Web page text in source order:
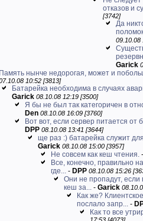
отказов и
[3742]
Да
09.10.08
Garick
Память нынче недорогая, может и
10:52 [3813]
Батарейка необходима в случаях
Garick 08.10.08 12:19 [3500]
Я бы не был так категоричен в
Den 08.10.08 16:09 [3760]
Вот вот, если сервер питается от
DPP 08.10.08 13:41 [3644]
ще раз :) батарейка служит
Garick 08.10.08 15:00 [3957]
Не совсем как кеш чтения.
Все, конечно, правильно
где... - DPP 08.10.08 15:26
Они не пропадут, если
кеш за... - Garick
Как же?
послало запр... -
Как то все